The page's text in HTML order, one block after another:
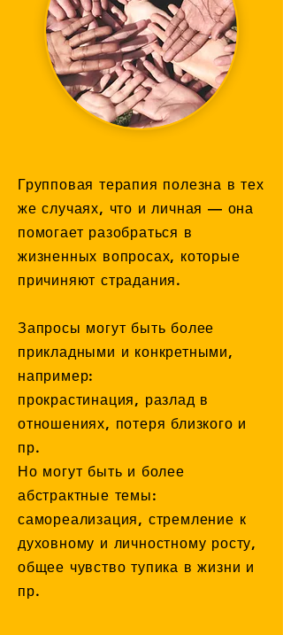
Групповая терапия полезна в тех
же случаях, что и личная — она
помогает разобраться в
жизненных вопросах, которые
причиняют страдания.
Запросы могут быть более
прикладными и конкретными,
например:
прокрастинация, разлад в
отношениях, потеря близкого и
пр.
Но могут быть и более
абстрактные темы:
самореализация, стремление к
духовному и личностному росту,
общее чувство тупика в жизни и
пр.